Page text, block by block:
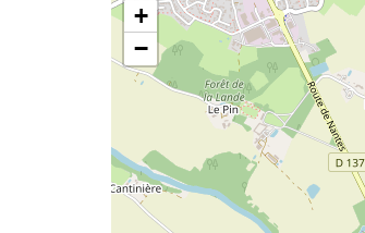
+
−